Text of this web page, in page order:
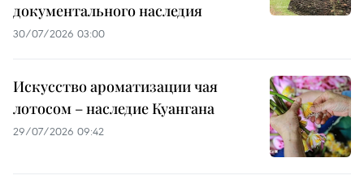
документального наследия
30/07/2026 03:00
Искусство ароматизации чая
лотосом – наследие Куангана
29/07/2026 09:42